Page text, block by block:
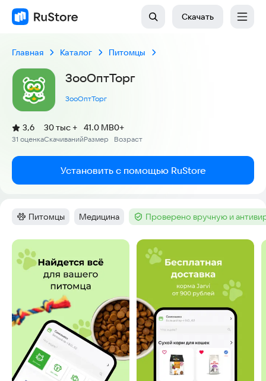
Скачать
Главная Каталог Питомцы
ЗооОптТорг
ЗооОптТорг
Рейтинг:
3,6
(
31 оценка
)
Скачиваний
30 тыс +
Размер
41.0 MB
Возраст
0+
Установить с помощью RuStore
Категория:
Питомцы Тег:
Медицина Тег :Проверено вручную и
Скриншоты